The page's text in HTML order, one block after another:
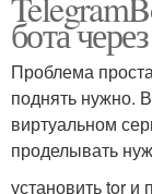
бота
Проблема
поднять нужно.
виртуальном
проделывать
установить tor и